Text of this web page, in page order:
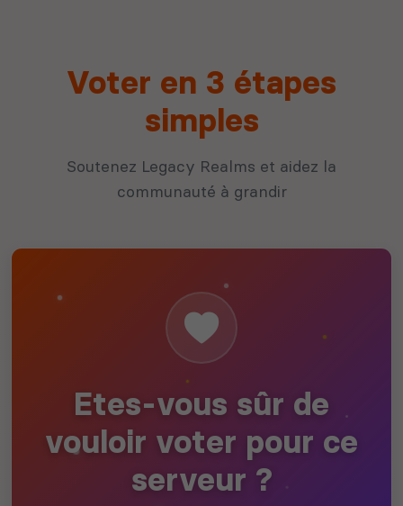
Voter en 3 étapes
simples
Soutenez Legacy Realms et aidez la
communauté à grandir
Etes-vous sûr de
vouloir voter pour ce
serveur ?